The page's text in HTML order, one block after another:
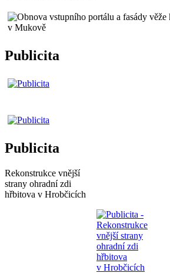
Publicita
Publicita
Rekonstrukce vnější
strany ohradní zdi
hřbitova v Hrobčicích